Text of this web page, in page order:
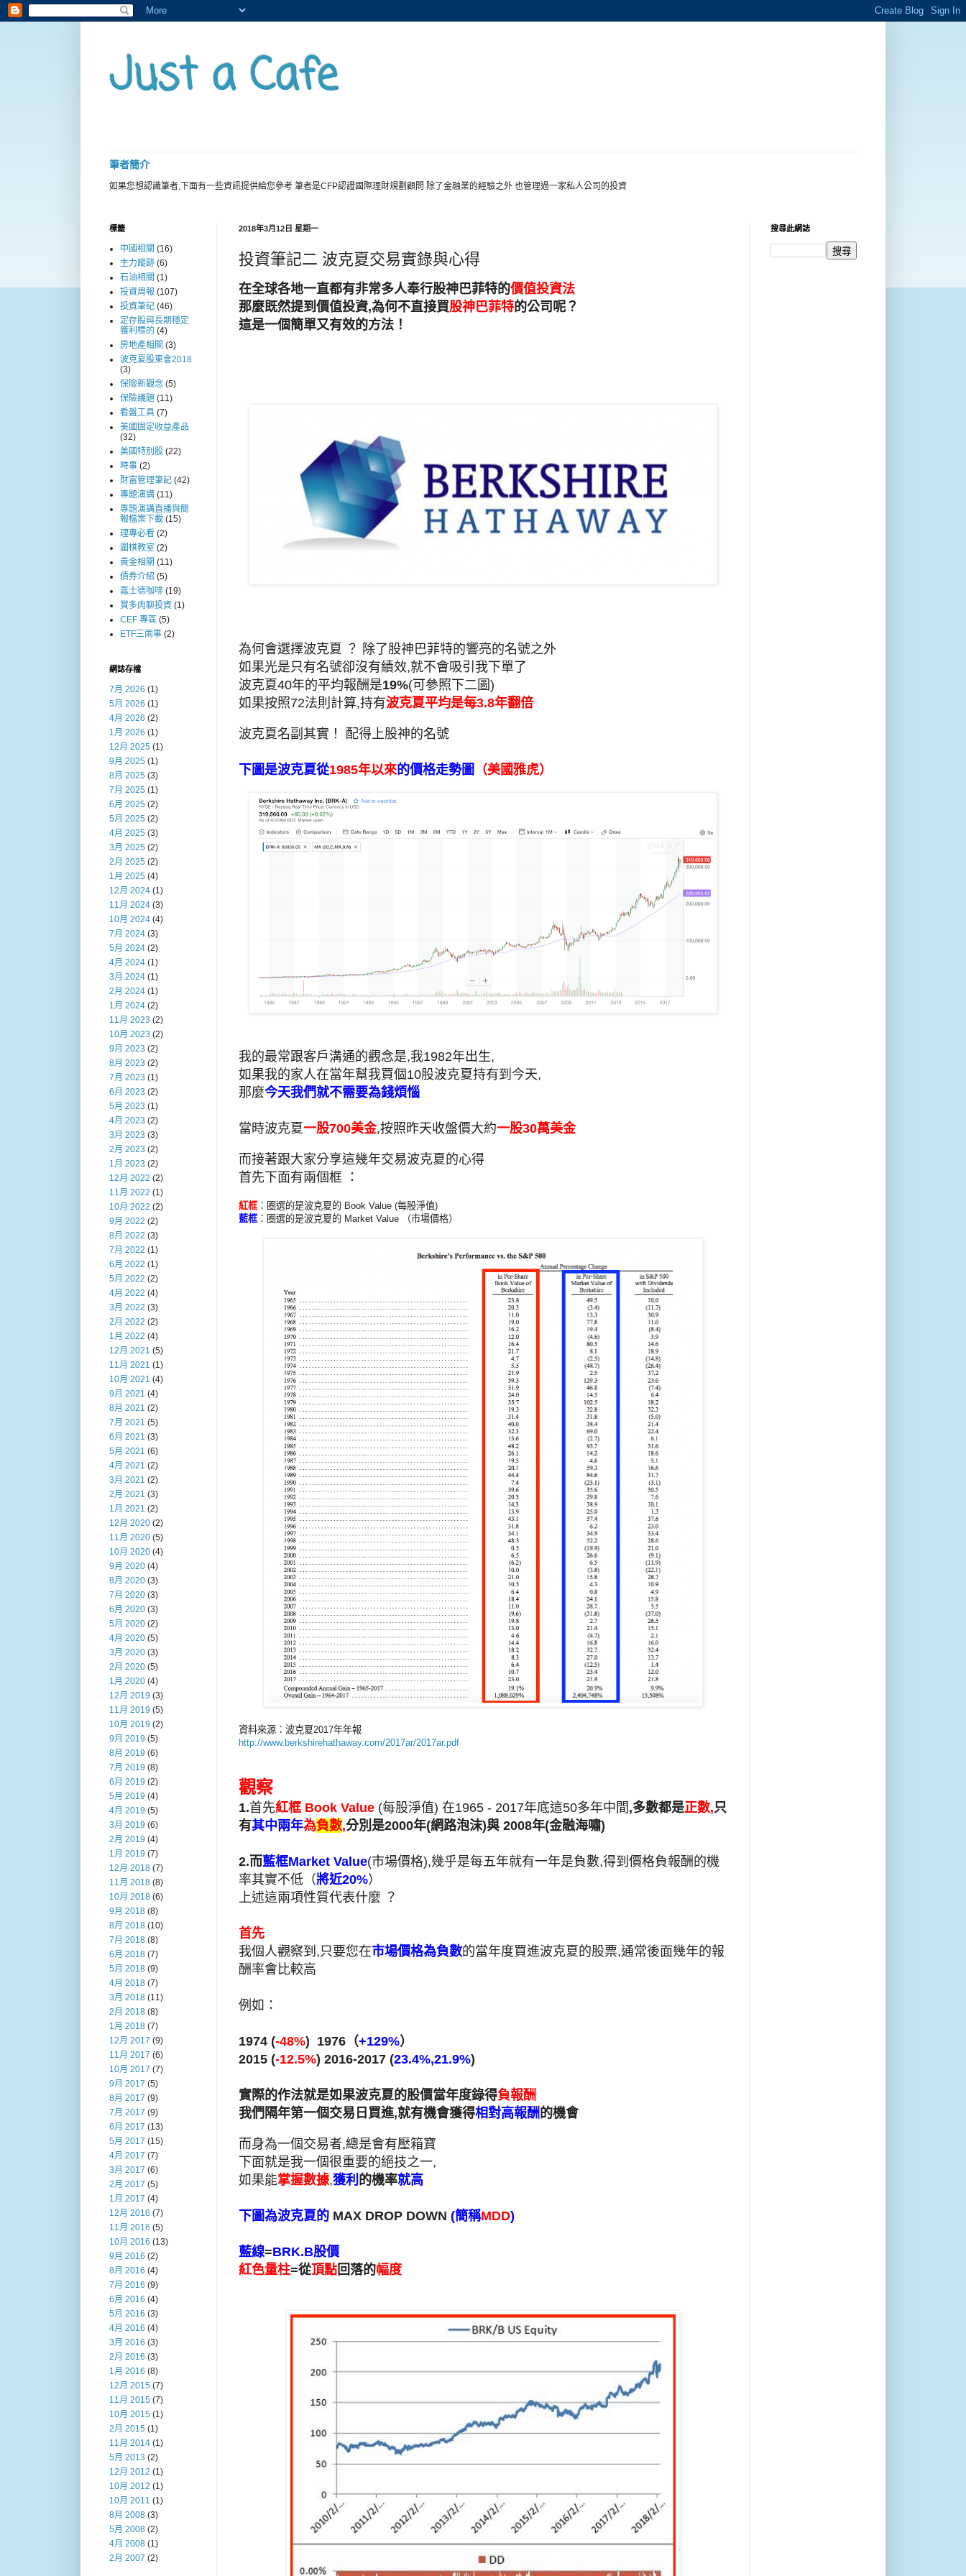
Just a Cafe
筆者簡介
如果您想認識筆者,下面有一些資訊提供給您參考 筆者是CFP認證國際理財規劃顧問 除了金融業的經驗之外 也管理過一家私人公司的投資
2018年3月12日 星期一
投資筆記二 波克夏交易實錄與心得
在全球各地一直都有非常多人奉行股神巴菲特的價值投資法
那麼既然提到價值投資,為何不直接買股神巴菲特的公司呢？
這是一個簡單又有效的方法！
為何會選擇波克夏 ？ 除了股神巴菲特的響亮的名號之外
如果光是只有名號卻沒有績效,就不會吸引我下單了
波克夏40年的平均報酬是19%(可參照下二圖)
如果按照72法則計算,持有波克夏平均是每3.8年翻倍
波克夏名副其實！ 配得上股神的名號
下圖是波克夏從1985年以來的價格走勢圖 （美國雅虎）
我的最常跟客戶溝通的觀念是,我1982年出生,
如果我的家人在當年幫我買個10股波克夏持有到今天,
那麼今天我們就不需要為錢煩惱
當時波克夏一股700美金,按照昨天收盤價大約一股30萬美金
而接著跟大家分享這幾年交易波克夏的心得
首先下面有兩個框 ：
紅框 ：圈選的是波克夏的 Book Value (每股淨值)
藍框 ：圈選的是波克夏的 Market Value （市場價格）
資料來源：波克夏2017年年報
http://www.berkshirehathaway.com/2017ar/2017ar.pdf
觀察
1.首先紅框 Book Value (每股淨值) 在1965 - 2017年底這50多年中間,多數都是正數,只
有其中兩年為負數,分別是2000年(網路泡沫)與 2008年(金融海嘯)
2.而藍框Market Value(市場價格),幾乎是每五年就有一年是負數,得到價格負報酬的機
率其實不低（將近20%）
上述這兩項性質代表什麼 ？
首先
我個人觀察到,只要您在市場價格為負數的當年度買進波克夏的股票,通常後面幾年的報
酬率會比較高
例如：
1974 (-48%) 1976（+129%）
2015 (-12.5%) 2016-2017 (23.4%,21.9%)
實際的作法就是如果波克夏的股價當年度錄得負報酬
我們隔年第一個交易日買進,就有機會獲得相對高報酬的機會
而身為一個交易者,總是會有壓箱寶
下面就是我一個很重要的絕技之一,
如果能掌握數據,獲利 的機率就高
下圖為波克夏的 MAX DROP DOWN (簡稱MDD)
藍線=BRK.B股價
紅色量柱=從頂點回落的幅度
標籤
中國相關 (16)
主力蹤跡 (6)
石油相關 (1)
投資周報 (107)
投資筆記 (46)
定存股與長期穩定
獲利標的 (4)
房地產相關 (3)
波克夏股東會2018
(3)
保險新觀念 (5)
保險議題 (11)
看盤工具 (7)
美國固定收益產品
(32)
美國特別股 (22)
時事 (2)
財富管理筆記 (42)
專題演講 (11)
專題演講直播與簡
報檔案下載 (15)
理專必看 (2)
圍棋教室 (2)
黃金相關 (11)
債券介紹 (5)
嘉士德咖啡 (19)
賞多肉聊投資 (1)
CEF 專區 (5)
ETF三兩事 (2)
網誌存檔
7月 2026 (1)
5月 2026 (1)
4月 2026 (2)
1月 2026 (1)
12月 2025 (1)
9月 2025 (1)
8月 2025 (3)
7月 2025 (1)
6月 2025 (2)
5月 2025 (2)
4月 2025 (3)
3月 2025 (2)
2月 2025 (2)
1月 2025 (4)
12月 2024 (1)
11月 2024 (3)
10月 2024 (4)
7月 2024 (3)
5月 2024 (2)
4月 2024 (1)
3月 2024 (1)
2月 2024 (1)
1月 2024 (2)
11月 2023 (2)
10月 2023 (2)
9月 2023 (2)
8月 2023 (2)
7月 2023 (1)
6月 2023 (2)
5月 2023 (1)
4月 2023 (2)
3月 2023 (3)
2月 2023 (2)
1月 2023 (2)
12月 2022 (2)
11月 2022 (1)
10月 2022 (2)
9月 2022 (2)
8月 2022 (3)
7月 2022 (1)
6月 2022 (1)
5月 2022 (2)
4月 2022 (4)
3月 2022 (3)
2月 2022 (2)
1月 2022 (4)
12月 2021 (5)
11月 2021 (1)
10月 2021 (4)
9月 2021 (4)
8月 2021 (2)
7月 2021 (5)
6月 2021 (3)
5月 2021 (6)
4月 2021 (2)
3月 2021 (2)
2月 2021 (3)
1月 2021 (2)
12月 2020 (2)
11月 2020 (5)
10月 2020 (4)
9月 2020 (4)
8月 2020 (3)
7月 2020 (3)
6月 2020 (3)
5月 2020 (2)
4月 2020 (5)
3月 2020 (3)
2月 2020 (5)
1月 2020 (4)
12月 2019 (3)
11月 2019 (5)
10月 2019 (2)
9月 2019 (5)
8月 2019 (6)
7月 2019 (8)
6月 2019 (2)
5月 2019 (4)
4月 2019 (5)
3月 2019 (6)
2月 2019 (4)
1月 2019 (7)
12月 2018 (7)
11月 2018 (8)
10月 2018 (6)
9月 2018 (8)
8月 2018 (10)
7月 2018 (8)
6月 2018 (7)
5月 2018 (9)
4月 2018 (7)
3月 2018 (11)
2月 2018 (8)
1月 2018 (7)
12月 2017 (9)
11月 2017 (6)
10月 2017 (7)
9月 2017 (5)
8月 2017 (9)
7月 2017 (9)
6月 2017 (13)
5月 2017 (15)
4月 2017 (7)
3月 2017 (6)
2月 2017 (5)
1月 2017 (4)
12月 2016 (7)
11月 2016 (5)
10月 2016 (13)
9月 2016 (2)
8月 2016 (4)
7月 2016 (9)
6月 2016 (4)
5月 2016 (3)
4月 2016 (4)
3月 2016 (3)
2月 2016 (3)
1月 2016 (8)
12月 2015 (7)
11月 2015 (7)
10月 2015 (1)
2月 2015 (1)
11月 2014 (1)
5月 2013 (2)
12月 2012 (1)
10月 2012 (1)
10月 2011 (1)
8月 2008 (3)
5月 2008 (2)
4月 2008 (1)
2月 2007 (2)
搜尋此網誌